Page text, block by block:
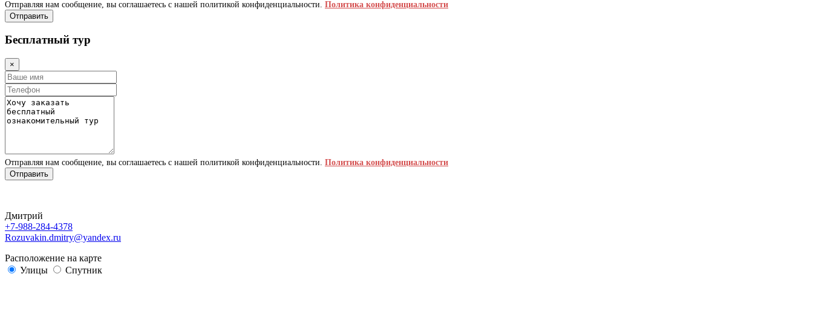
Отправляя нам сообщение, вы соглашаетесь с нашей политикой конфиденциальности. Политика конфиденциальности
Отправить
Бесплатный тур
×
Отправляя нам сообщение, вы соглашаетесь с нашей политикой конфиденциальности. Политика конфиденциальности
Отправить
Дмитрий
+7-988-284-4378
Rozuvakin.dmitry@yandex.ru
Расположение на карте
Улицы
Спутник